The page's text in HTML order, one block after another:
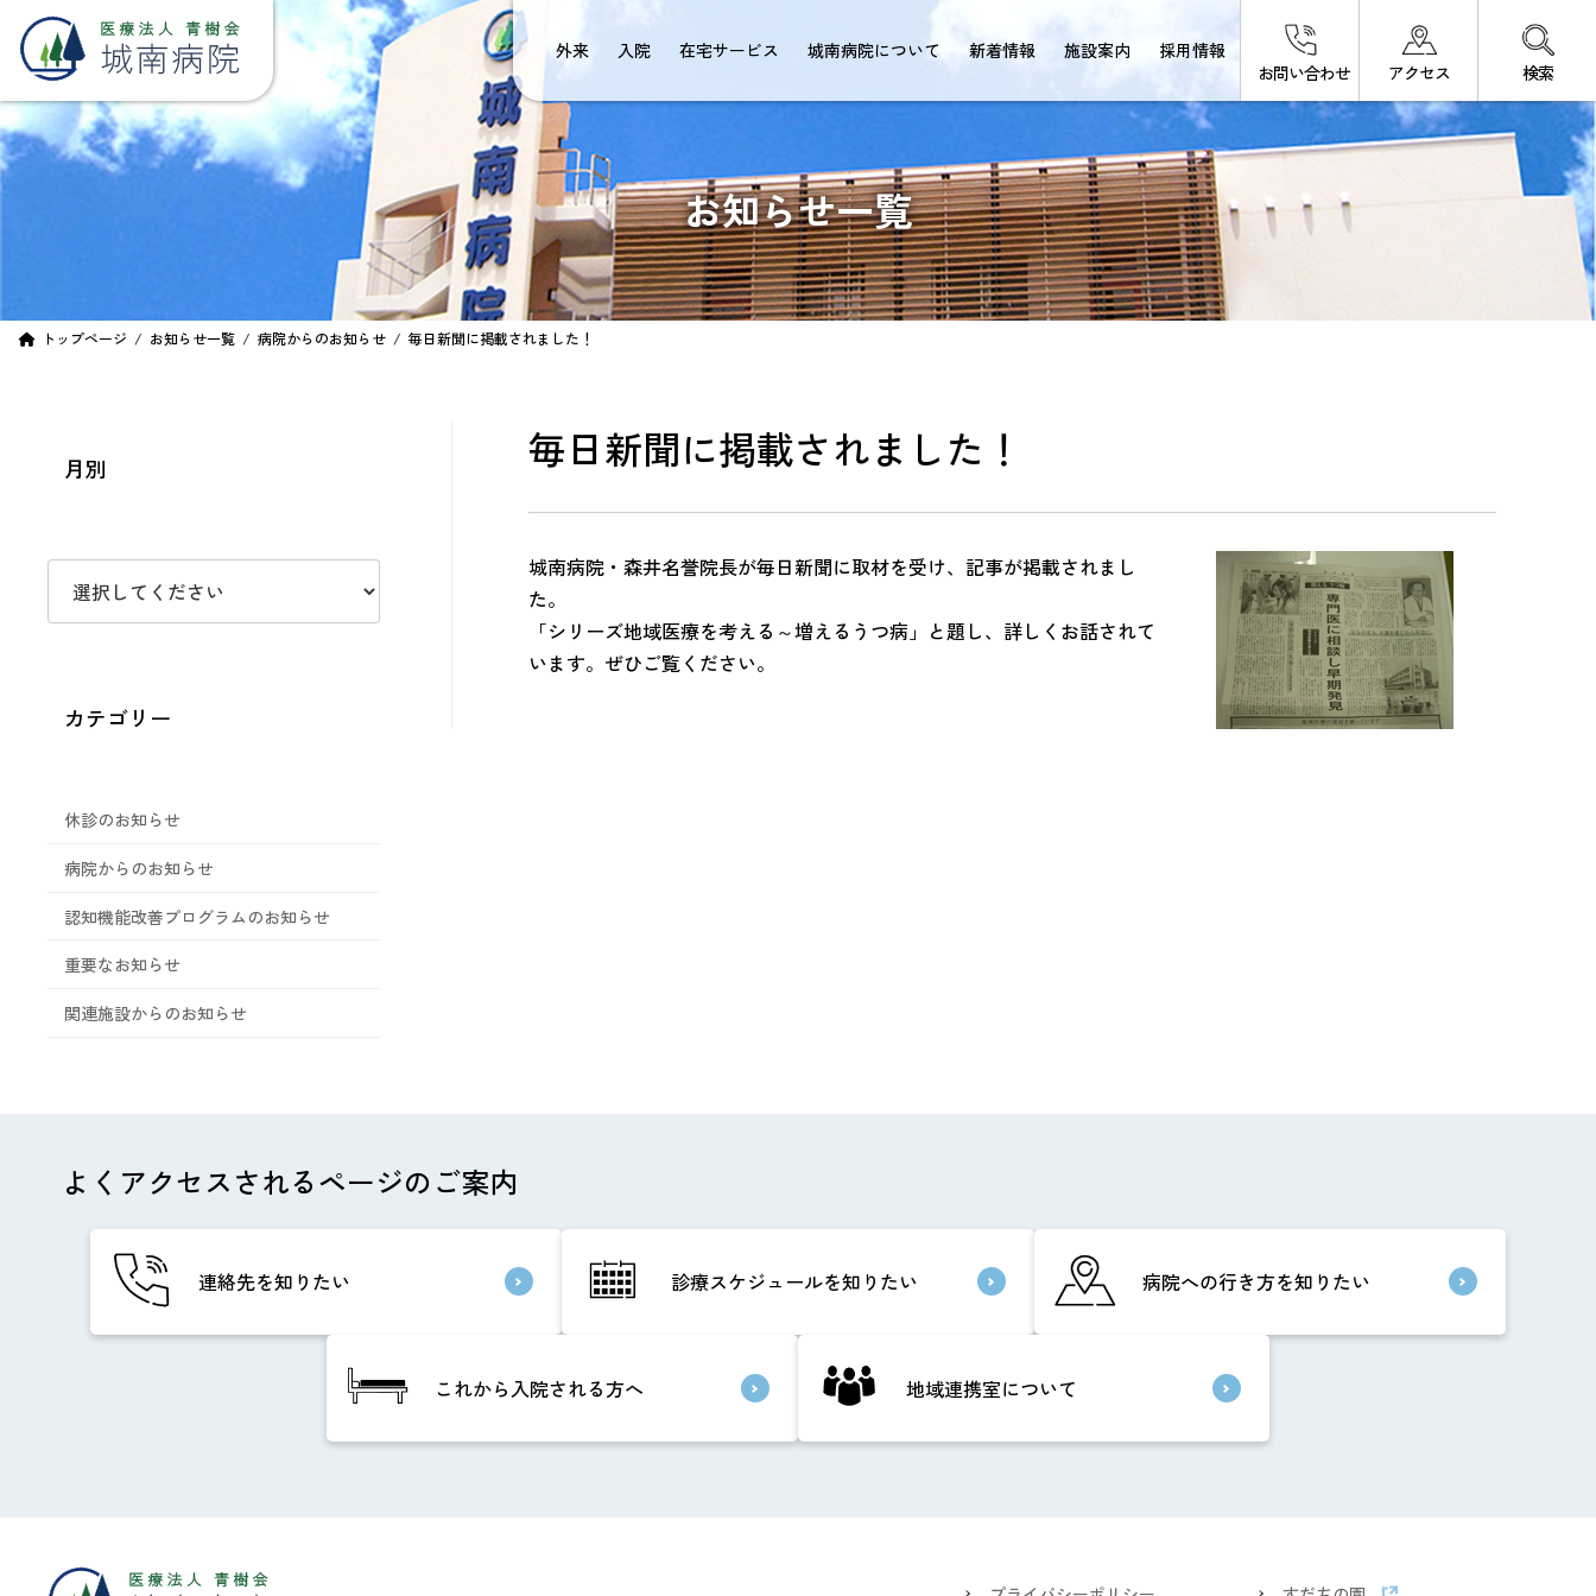
ン
ツ
へ
ス
ー
シ
ョ
ン
外来 入院 在宅サービス 城南病院について 新着情報 施設案内
採用情報
お問い合わせ
アクセス 検索
お知らせ一覧
トップページ お知らせ一覧 病院からのお知らせ 毎日新聞に掲載されました！
毎日新聞に掲載されました！
城南病院・森井名誉院長が毎日新聞に取材を受け、記事が掲載されまし
た。
「シリーズ地域医療を考える～増えるうつ病」と題し、詳しくお話されて
います。ぜひご覧ください。
月別
カテゴリー
休診のお知らせ
病院からのお知らせ
認知機能改善プログラムのお知らせ
重要なお知らせ
関連施設からのお知らせ
よくアクセスされるページのご案内
連絡先を知りたい 診療スケジュールを知りたい 病院への行き方を知りたい
これから入院される方へ 地域連携室について